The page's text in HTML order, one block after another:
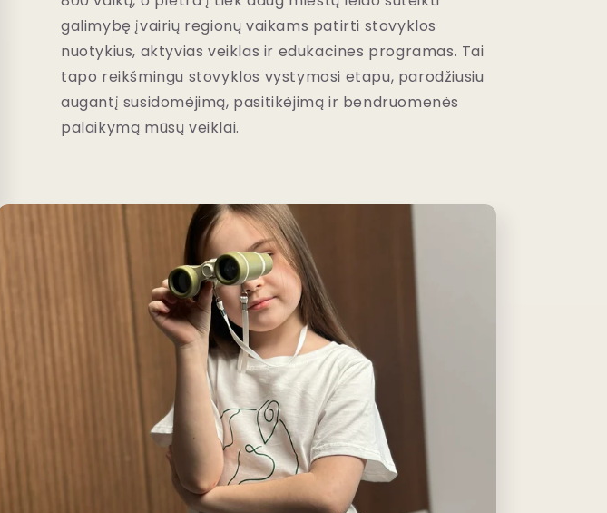
galimybę įvairių regionų vaikams patirti stovyklos
nuotykius, aktyvias veiklas ir edukacines programas. Tai
tapo reikšmingu stovyklos vystymosi etapu, parodžiusiu
augantį susidomėjimą, pasitikėjimą ir bendruomenės
palaikymą mūsų veiklai.